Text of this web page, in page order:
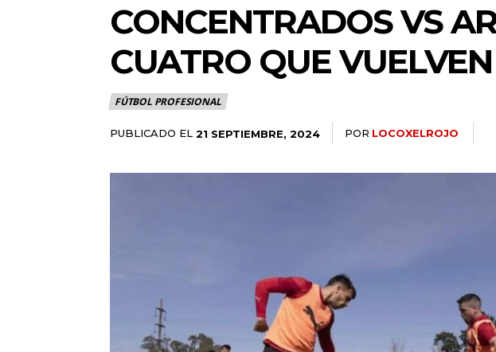
CONCENTRADOS VS
CUATRO QUE VUELVEN
FÚTBOL PROFESIONAL
PUBLICADO EL 21 SEPTIEMBRE, 2024 POR LOCOXELROJO